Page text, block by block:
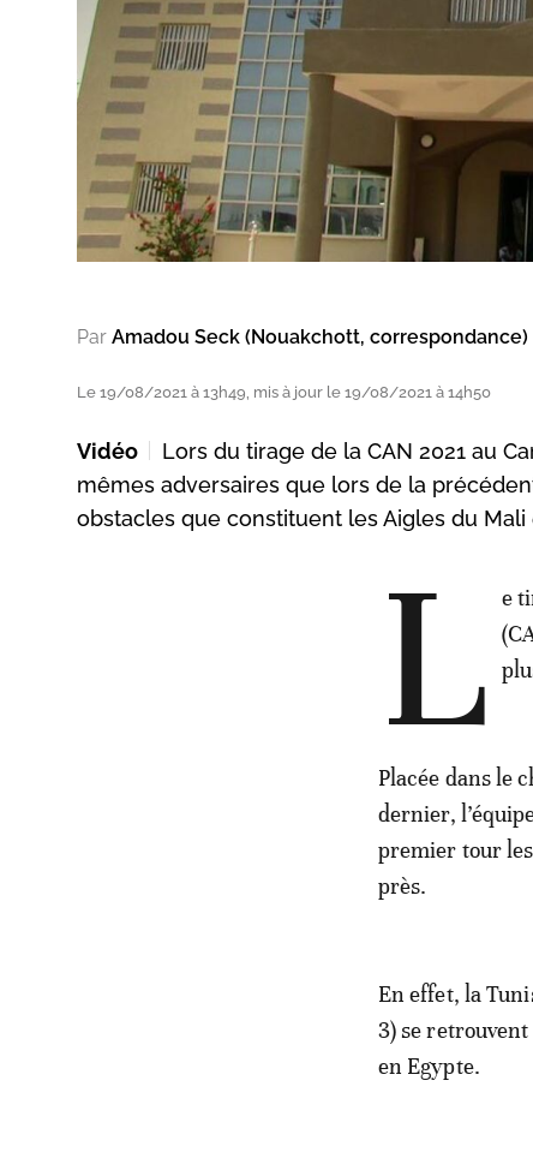
Par Amadou Seck (Nouakchott, correspondance)
Le 19/08/2021 à 13h49, mis à jour le 19/08/2021 à 14h50
Vidéo
Lors du tirage de la CAN 2021 au
mêmes adversaires que lors de la
obstacles que constituent les Aigles du Mali
L
e
Placée dans le
dernier,
premier tour
près.
En effet, la
3) se
en Egypte.